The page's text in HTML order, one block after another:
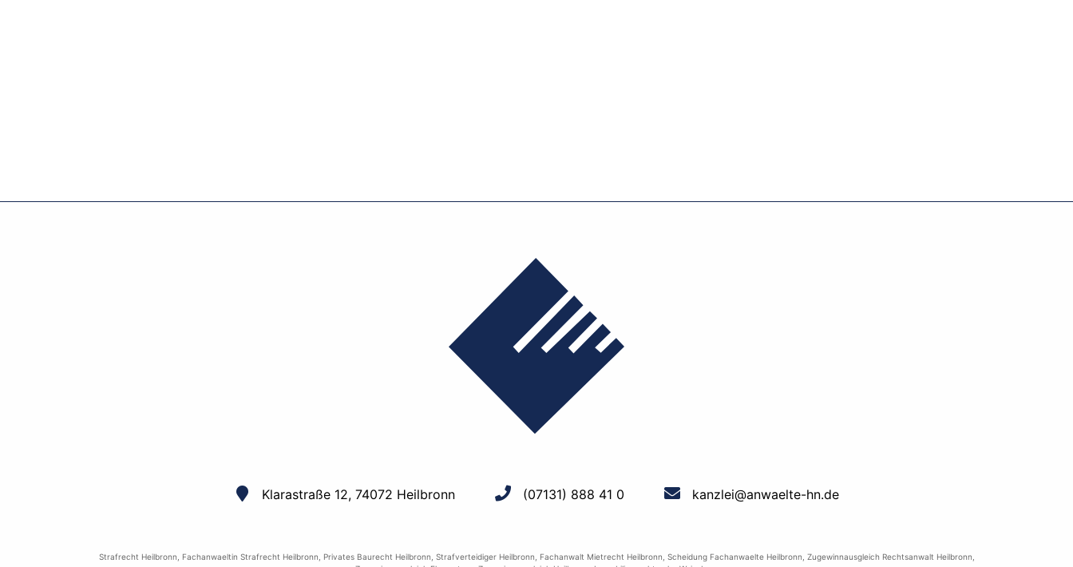
Klarastraße 12, 74072 Heilbronn (07131) 888 41 0 kanzlei@anwaelte-hn.de
Strafrecht Heilbronn Fachanwaeltin Strafrecht Heilbronn Privates Baurecht Heilbronn Strafverteidiger Heilbronn Fachanwalt Mietrecht Heilbronn Scheidung Fachanwaelte Heilbronn Zugewinnausgleich Rechtsanwalt Heilbronn